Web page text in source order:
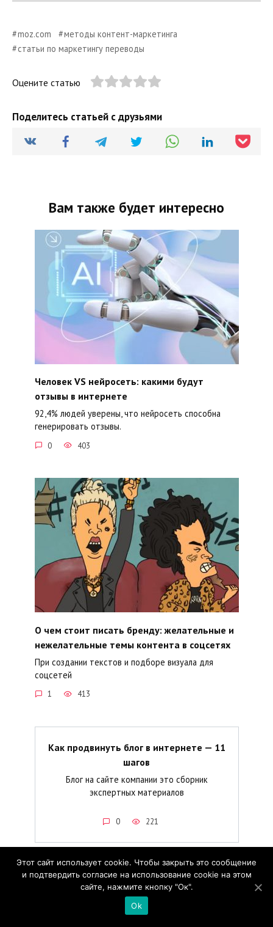
moz.com
методы контент-маркетинга
статьи по маркетингу переводы
Оцените статью
Поделитесь статьей с друзьями
Вам также будет интересно
Человек VS нейросеть: какими будут
отзывы в интернете
92,4% людей уверены, что нейросеть способна
генерировать отзывы.
0 403
О чем стоит писать бренду: желательные и
нежелательные темы контента в соцсетях
При создании текстов и подборе визуала для
соцсетей
1 413
Как продвинуть блог в интернете — 11
шагов
Блог на сайте компании это сборник
экспертных материалов
0 221
Этот сайт использует cookie. Чтобы закрыть это сообщение
и подтвердить согласие на использование cookie на этом
сайте, нажмите кнопку "Ок".
Ok